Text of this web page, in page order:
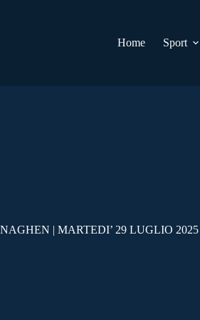
Home
Sport
| MARTEDI’ 29 LUGLIO 2025